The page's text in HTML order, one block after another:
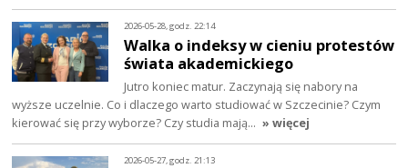
2026-05-28, godz. 22:14
Walka o indeksy w cieniu protestów
świata akademickiego
Jutro koniec matur. Zaczynają się nabory na
wyższe uczelnie. Co i dlaczego warto studiować w Szczecinie? Czym
kierować się przy wyborze? Czy studia mają… » więcej
2026-05-27, godz. 21:13